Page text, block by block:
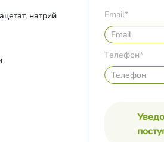
натрий
натрий
липы,
Email*
Телефон*